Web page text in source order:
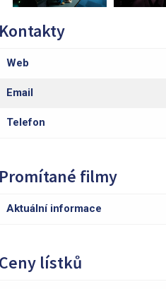
Kontakty
Web
Email
Telefon
Promítané filmy
Aktuální informace
Ceny lístků